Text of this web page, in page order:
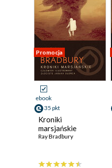
Promocja
ebook
35 pkt
Kroniki
marsjańskie
Ray Bradbury